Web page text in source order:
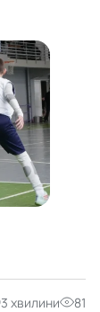
3 хвилини 81